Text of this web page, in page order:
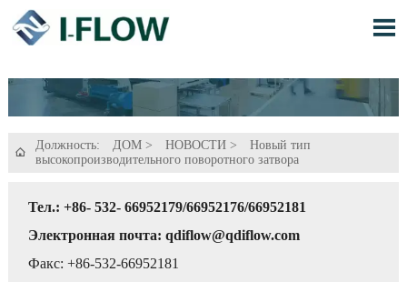


Должность: ДОМ> НОВОСТИ>
Новый тип
высокопроизводительного поворотного затвора
Тел.: +86- 532- 66952179/66952176/66952181
Электронная почта: qdiflow@qdiflow.com
Факс: +86-532-66952181